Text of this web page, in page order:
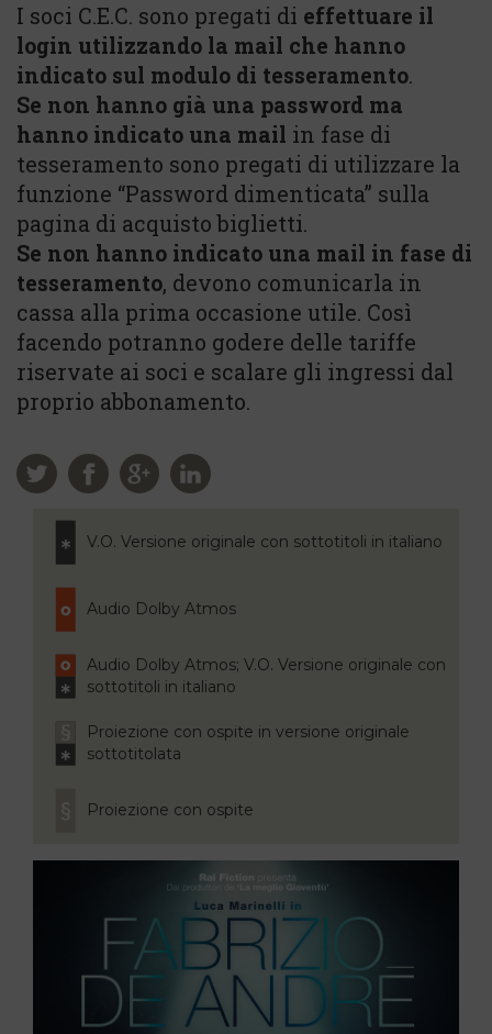
I soci C.E.C. sono pregati di effettuare il
login utilizzando la mail che hanno
indicato sul modulo di tesseramento.
Se non hanno già una password ma
hanno indicato una mail in fase di
tesseramento sono pregati di utilizzare la
funzione “Password dimenticata” sulla
pagina di acquisto biglietti.
Se non hanno indicato una mail in fase di
tesseramento, devono comunicarla in
cassa alla prima occasione utile. Così
facendo potranno godere delle tariffe
riservate ai soci e scalare gli ingressi dal
proprio abbonamento.
V.O. Versione originale con sottotitoli in italiano
Audio Dolby Atmos
Audio Dolby Atmos; V.O. Versione originale con
sottotitoli in italiano
Proiezione con ospite in versione originale
sottotitolata
Proiezione con ospite